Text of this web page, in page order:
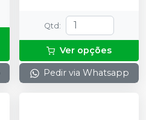
Qtd:
Ver opções
Pedir via Whatsapp